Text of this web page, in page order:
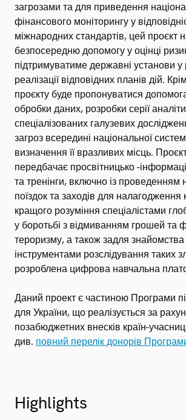
загрозами та для приведення
фінансового моніторингу у
міжнародних стандартів, цей проєкт
безпосередню допомогу у оцінці
підтримуватиме державні установи у
реалізації відповідних планів дій.
проєкту буде пропонуватися
обробки даних, розробки серії
спеціалізованих галузевих
загроз всередині національної
визначення її вразливих місць.
передбачає просвітницько -
та тренінги, включно із проведенням
поїздок та заходів для налагодження
кращого розуміння спеціалістами
у боротьбі з відмиванням грошей та
тероризму, а також задля знайомства
інструментами розслідування таких
розроблена цифрова навчальна
Даний проект є частиною Програми
для України, що реалізується за
позабюджетних внесків країн-
див. повний перелік донорів
Highlights